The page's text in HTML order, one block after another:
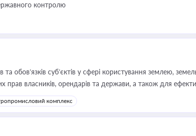
контролю
та обов’язків суб’єктів у сфері користування землею,
прав власників, орендарів та держави, а також для
комплекс